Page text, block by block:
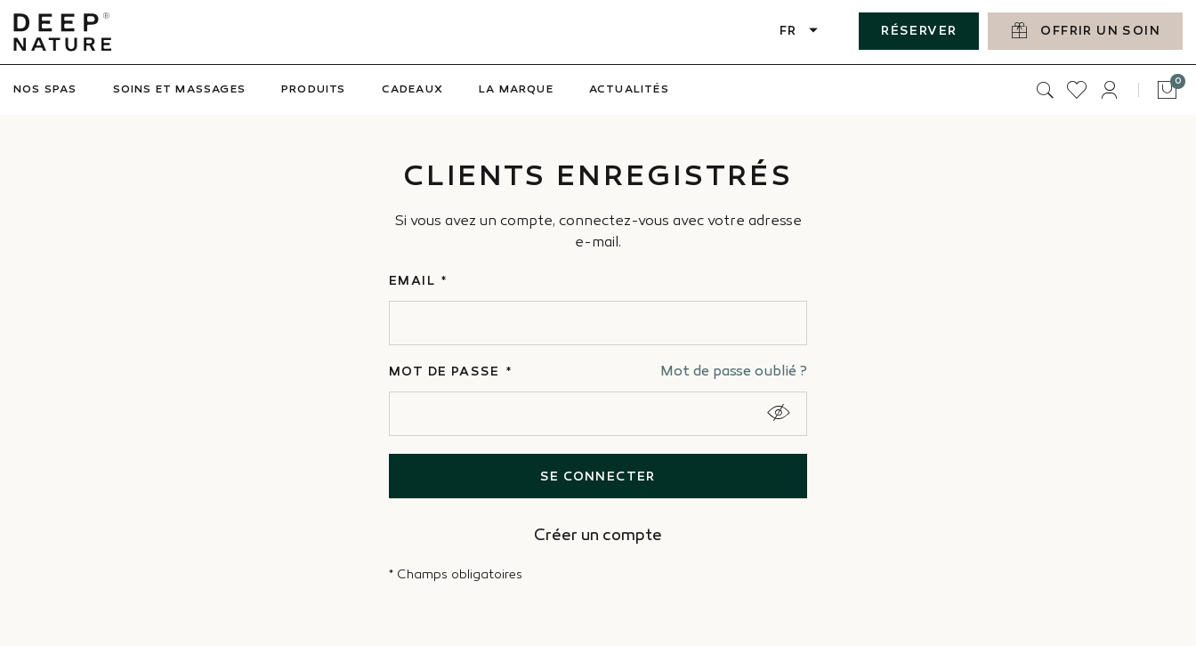
FR RÉSERVER OFFRIR UN SOIN
NOS SPAS SOINS ET MASSAGES PRODUITS CADEAUX LA MARQUE ACTUALITÉS
0
CLIENTS ENREGISTRÉS
Si vous avez un compte, connectez-vous avec votre adresse
e-mail.
EMAIL
MOT DE PASSE Mot de passe oublié ?
SE CONNECTER
Créer un compte
* Champs obligatoires